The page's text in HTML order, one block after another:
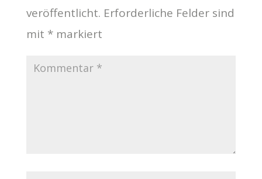
veröffentlicht. Erforderliche Felder sind
mit *markiert